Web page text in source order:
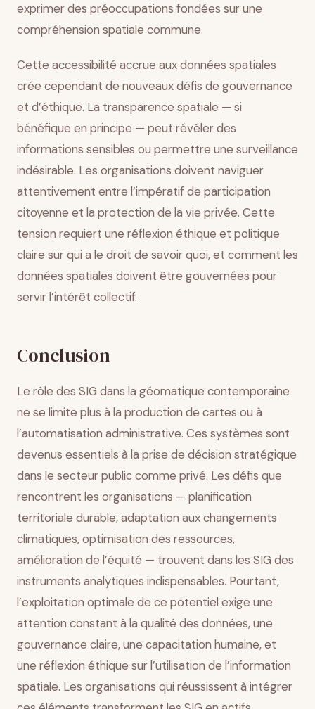
exprimer des préoccupations fondées sur une
compréhension spatiale commune.
Cette accessibilité accrue aux données spatiales
crée cependant de nouveaux défis de gouvernance
et d’éthique. La transparence spatiale — si
bénéfique en principe — peut révéler des
informations sensibles ou permettre une surveillance
indésirable. Les organisations doivent naviguer
attentivement entre l’impératif de participation
citoyenne et la protection de la vie privée. Cette
tension requiert une réflexion éthique et politique
claire sur qui a le droit de savoir quoi, et comment les
données spatiales doivent être gouvernées pour
servir l’intérêt collectif.
Conclusion
Le rôle des SIG dans la géomatique contemporaine
ne se limite plus à la production de cartes ou à
l’automatisation administrative. Ces systèmes sont
devenus essentiels à la prise de décision stratégique
dans le secteur public comme privé. Les défis que
rencontrent les organisations — planification
territoriale durable, adaptation aux changements
climatiques, optimisation des ressources,
amélioration de l’équité — trouvent dans les SIG des
instruments analytiques indispensables. Pourtant,
l’exploitation optimale de ce potentiel exige une
attention constant à la qualité des données, une
gouvernance claire, une capacitation humaine, et
une réflexion éthique sur l’utilisation de l’information
spatiale. Les organisations qui réussissent à intégrer